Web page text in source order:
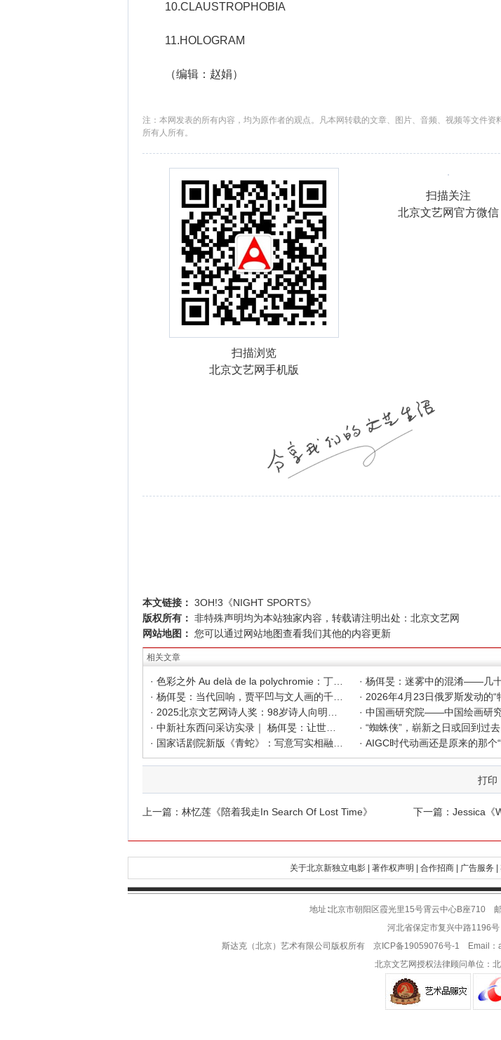
10.CLAUSTROPHOBIA
11.HOLOGRAM
（编辑：赵娟）
注：本网发表的所有内容，均为原作者的观点。凡本网转载的文章、图片、音频、视频等文件资
所有人所有。
扫描浏览
北京文艺网手机版
扫描关注
北京文艺网官方微信
本文链接： 3OH!3《NIGHT SPORTS》
版权所有： 非特殊声明均为本站独家内容，转载请注明出处： 北京文艺网
网站地图： 您可以通过网站地图查看我们其他的内容更新
相关文章
· “蜘蛛侠”，崭新之日或回到过去
· AIGC时代动画还是原来的那个
打印
上一篇： 林忆莲《陪着我走In Search Of Lost Time》 下一篇： Jessica《
关于北京新独立电影 | 著作权声明 | 合作招商 | 广告服务 |
地址∶北京市朝阳区霞光里15号霄云中心B座710
河北省保定市复兴中路1196
斯达克（北京）艺术有限公司版权所有 京ICP备19059076号-1 Email：
北京文艺网授权法律顾问单位：